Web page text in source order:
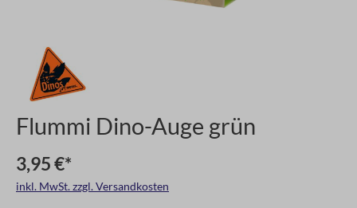
Flummi Dino-Auge grün
3,95 €*
inkl. MwSt. zzgl. Versandkosten